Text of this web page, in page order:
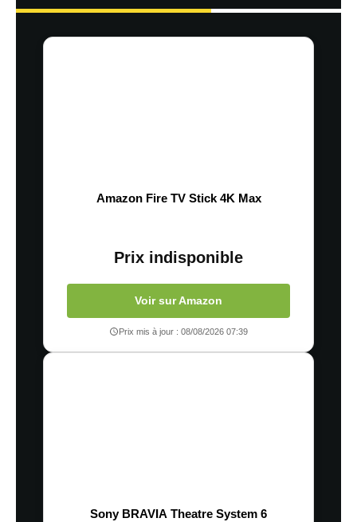
Amazon Fire TV Stick 4K Max
Prix indisponible
Voir sur Amazon
Prix mis à jour : 08/08/2026 07:39
Sony BRAVIA Theatre System 6